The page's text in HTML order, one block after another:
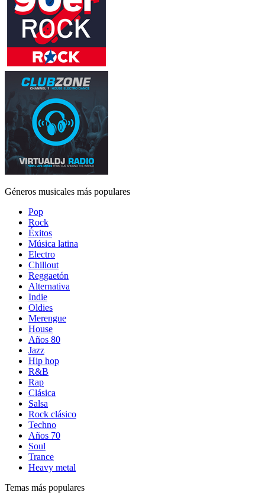
Géneros musicales más populares
Pop
Rock
Éxitos
Música latina
Electro
Chillout
Reggaetón
Alternativa
Indie
Oldies
Merengue
House
Años 80
Jazz
Hip hop
R&B
Rap
Clásica
Salsa
Rock clásico
Techno
Años 70
Soul
Trance
Heavy metal
Temas más populares